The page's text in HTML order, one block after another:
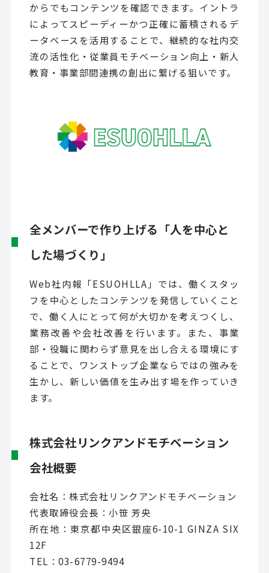
からでもコンテンツを確認できます。イントラ
によってスピーディーかつ正確に蓄積されるデ
ータベースを活用することで、継続的な社内交
流の活性化・従業員モチベーション向上・新人
教育・事業部間連携の創出に繋げる狙いです。
全メンバーで作り上げる「人を中心と
した場づくり」
Web社内報「ESUOHLLA」では、働くスタッ
フを中心としたコンテンツを発信していくこと
で、働く人にとって何が大切かを考えつくし、
業務改善や会社改善を行います。また、事業
部・役職に関わらず意見を出し合える環境にす
ることで、ワンストップ企業ならではの強みを
生かし、新しい価値を生み出す場を作っていき
ます。
株式会社リンクアンドモチベーション
会社概要
会社名：株式会社リンクアンドモチベーション
代表取締役会長：小笹 芳央
所在地：東京都中央区銀座6-10-1 GINZA SIX
12F
TEL：03-6779-9494